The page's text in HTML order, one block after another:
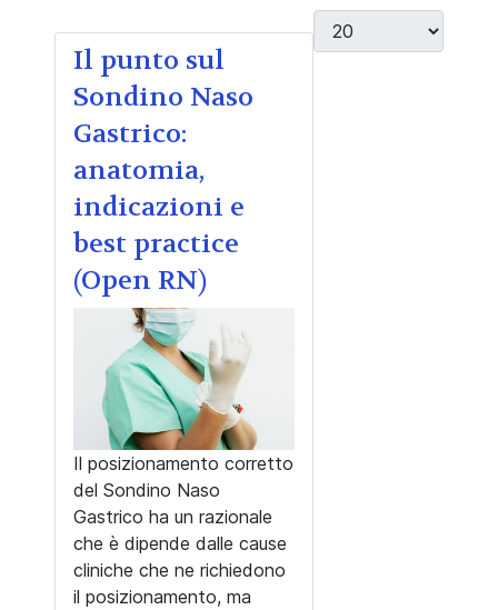
Visualizza #
Il punto sul
Sondino Naso
Gastrico:
anatomia,
indicazioni e
best practice
(Open RN)
Il posizionamento corretto
del Sondino Naso
Gastrico ha un razionale
che è dipende dalle cause
cliniche che ne richiedono
il posizionamento, ma